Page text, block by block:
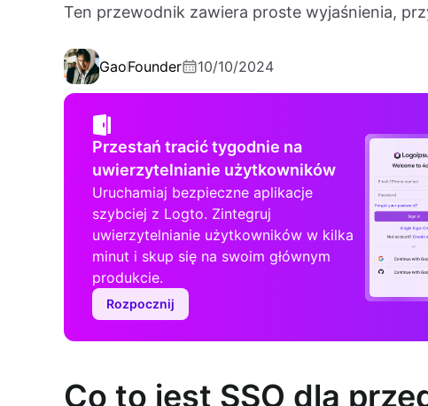
Ten przewodnik zawiera proste wyjaśnienia,
GaoFounder 10/10/2024
Przestań tracić tygodnie na
uwierzytelnianie użytkowników
Uruchamiaj bezpieczne aplikacje
szybciej z Logto. Zintegruj
uwierzytelnianie użytkowników w kilka
minut i skup się na swoim głównym
produkcie.
Rozpocznij
Co to jest SSO dla